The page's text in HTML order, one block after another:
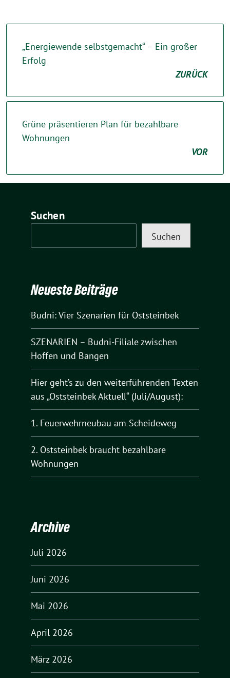
„Energiewende selbstgemacht“ – Ein großer
Erfolg
ZURÜCK
Grüne präsentieren Plan für bezahlbare
Wohnungen
VOR
Suchen
Suchen
Neueste Beiträge
Budni: Vier Szenarien für Oststeinbek
SZENARIEN – Budni-Filiale zwischen
Hoffen und Bangen
Hier geht’s zu den weiterführenden Texten
aus „Oststeinbek Aktuell“ (Juli/August):
1. Feuerwehrneubau am Scheideweg
2. Oststeinbek braucht bezahlbare
Wohnungen
Archive
Juli 2026
Juni 2026
Mai 2026
April 2026
März 2026